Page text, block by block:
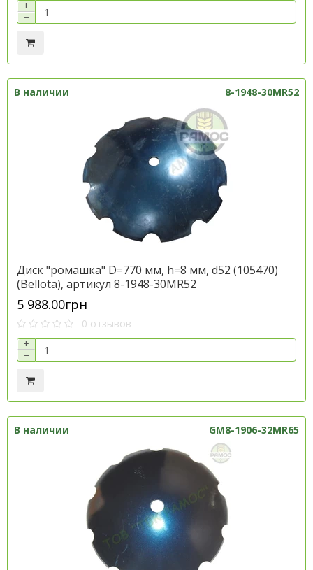
+
−
В наличии 8-1948-30MR52
Диск "ромашка" D=770 мм, h=8 мм, d52 (105470)
(Bellota), артикул 8-1948-30MR52
5 988.00грн
0 отзывов
+
−
В наличии GM8-1906-32MR65